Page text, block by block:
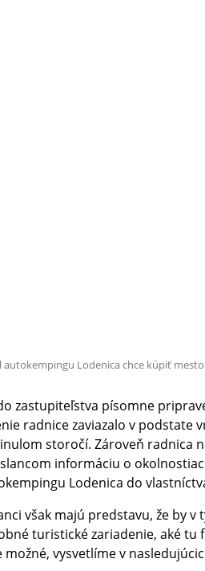
autokempingu Lodenica chce kúpiť
zastupiteľstva písomne
radnice zaviazalo v podstate
storočí. Zároveň radnica
informáciu o
Lodenica do
však majú predstavu, že by
turistické zariadenie, aké tu
možné, vysvetlíme v